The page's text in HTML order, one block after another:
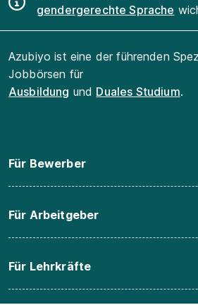
gendergerechte Sprache
Azubiyo ist eine der führenden
Jobbörsen für
Ausbildung und Duales Studium.
Für Bewerber
Für Arbeitgeber
Für Lehrkräfte